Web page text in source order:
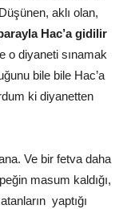
aklı olan,
Hac’a gidilir
o diyaneti sınamak
bile bile Hac’a
ki diyanetten
Ve bir fetva daha
masum kaldığı,
yaptığı